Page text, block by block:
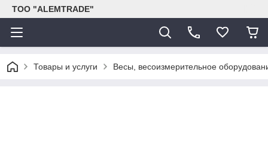
ТОО "ALEMTRADE"
Товары и услуги Весы, весоизмерительное